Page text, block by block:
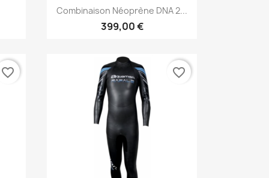
Vorschau
Combinaison Néoprène DNA 2...
399,00 €
favorite_border favorite_border